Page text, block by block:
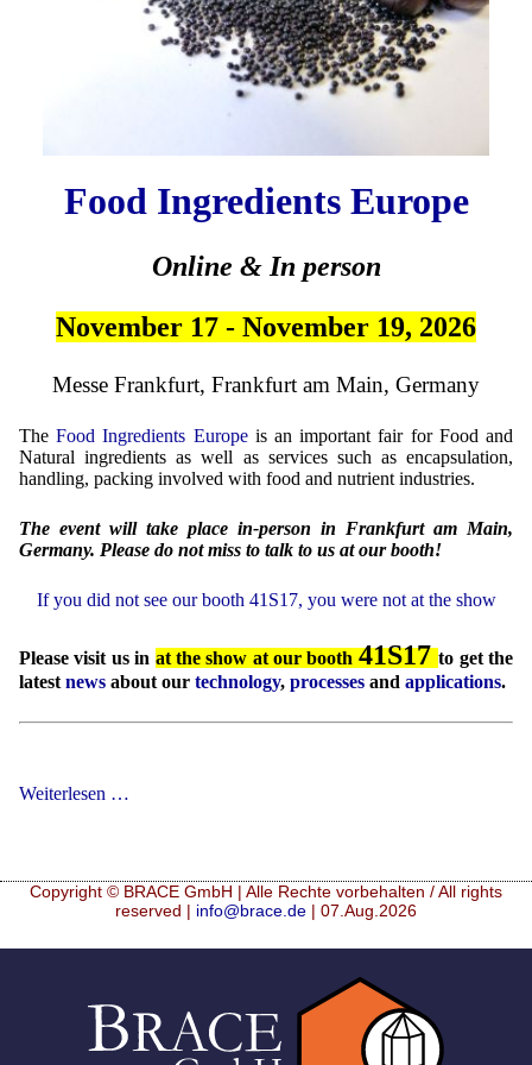
Mikrokugeln für Instant-Getränkepulver
A Leap Forward to Shaping Better Products –
Microencapsulation and Microgranulation
(Movie)
Food Ingredients Europe
Online & In person
November 17 - November 19, 2026
Messe Frankfurt, Frankfurt am Main, Germany
TheFood Ingredients Europeis an important fair for Food and
Natural ingredients as well as services such as encapsulation,
handling, packing involved with food and nutrient industries.
The event will take place in-person in Frankfurt am Main,
Germany. Please do not miss to talk to us at our booth!
If you did not see our booth 41S17, you were not at the show
Please visit us in at the show at our booth 41S17to get the
latest news about our technology, processes and applications.
Weiterlesen …
Copyright © BRACE GmbH | Alle Rechte vorbehalten / All rights
reserved | info@brace.de | 07.Aug.2026